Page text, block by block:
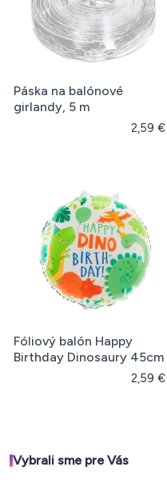
Páska na balónové
girlandy, 5 m
2,59 €
Fóliový balón Happy
Birthday Dinosaury 45cm
2,59 €
Vybrali sme pre Vás